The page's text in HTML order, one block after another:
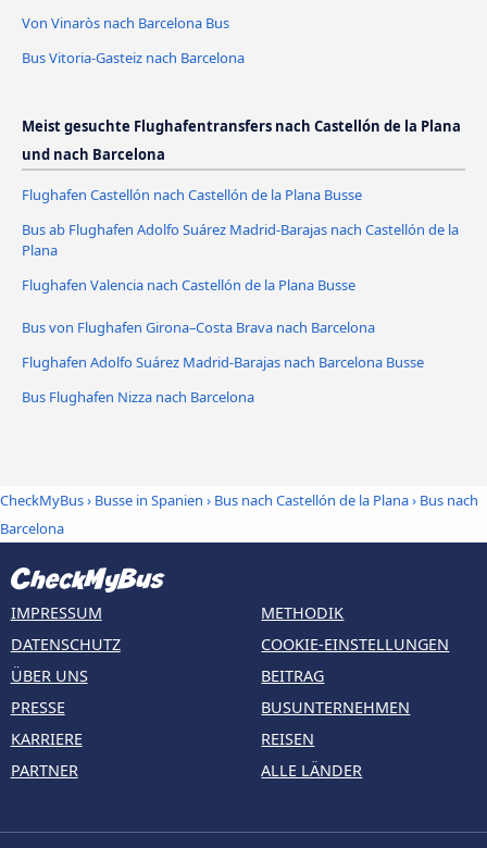
Von Vinaròs nach Barcelona Bus
Bus Vitoria-Gasteiz nach Barcelona
Meist gesuchte Flughafentransfers nach Castellón de la Plana
und nach Barcelona
Flughafen Castellón nach Castellón de la Plana Busse
Bus ab Flughafen Adolfo Suárez Madrid-Barajas nach Castellón de la
Plana
Flughafen Valencia nach Castellón de la Plana Busse
Bus von Flughafen Girona–Costa Brava nach Barcelona
Flughafen Adolfo Suárez Madrid-Barajas nach Barcelona Busse
Bus Flughafen Nizza nach Barcelona
CheckMyBus› Busse in Spanien › Bus nach Castellón de la Plana› Bus nach
Barcelona
IMPRESSUM
DATENSCHUTZ
ÜBER UNS
PRESSE
KARRIERE
PARTNER
METHODIK
COOKIE-EINSTELLUNGEN
BEITRAG
BUSUNTERNEHMEN
REISEN
ALLE LÄNDER